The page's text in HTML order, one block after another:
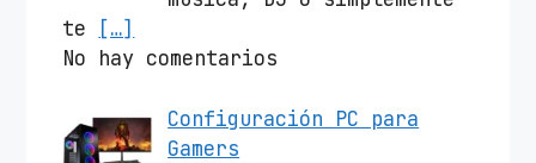
te
[…]
No hay comentarios
Configuración PC para
Gamers